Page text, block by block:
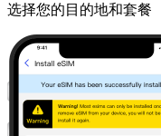
选择您的目的地和套餐